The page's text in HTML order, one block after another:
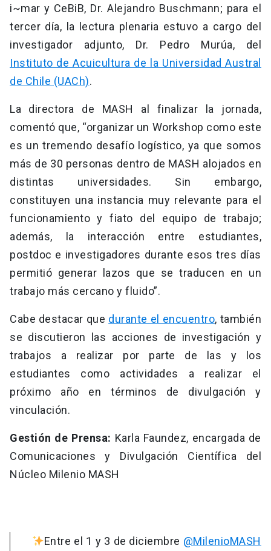
i~mar y CeBiB, Dr. Alejandro Buschmann; para el
tercer día, la lectura plenaria estuvo a cargo del
investigador adjunto, Dr. Pedro Murúa, del
Instituto de Acuicultura de la Universidad Austral
de Chile (UACh).
La directora de MASH al finalizar la jornada,
comentó que, “organizar un Workshop como este
es un tremendo desafío logístico, ya que somos
más de 30 personas dentro de MASH alojados en
distintas universidades. Sin embargo,
constituyen una instancia muy relevante para el
funcionamiento y fiato del equipo de trabajo;
además, la interacción entre estudiantes,
postdoc e investigadores durante esos tres días
permitió generar lazos que se traducen en un
trabajo más cercano y fluido”.
Cabe destacar que durante el encuentro, también
se discutieron las acciones de investigación y
trabajos a realizar por parte de las y los
estudiantes como actividades a realizar el
próximo año en términos de divulgación y
vinculación.
Gestión de Prensa: Karla Faundez, encargada de
Comunicaciones y Divulgación Científica del
Núcleo Milenio MASH
Entre el 1 y 3 de diciembre @MilenioMASH